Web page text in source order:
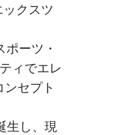
クスツ
ーツ・
ィでエレ
セプト
生し、現